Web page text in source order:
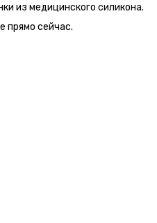
из медицинского силикона.
прямо сейчас.